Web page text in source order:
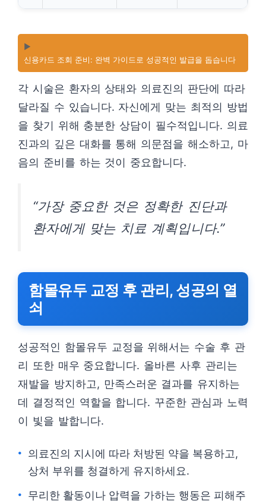
▶️
신용카드 조회 준비: 완벽 가이드로 성공적인 발급을 돕습니다
각 시술은 환자의 상태와 의료진의 판단에 따라
달라질 수 있습니다. 자신에게 맞는 최적의 방법
을 찾기 위해 충분한 상담이 필수적입니다. 의료
진과의 깊은 대화를 통해 의문점을 해소하고, 마
음의 준비를 하는 것이 중요합니다.
“가장 중요한 것은 정확한 진단과
환자에게 맞는 치료 계획입니다.”
함몰유두 교정 후 관리, 성공의 열
쇠
성공적인 함몰유두 교정을 위해서는 수술 후 관
리 또한 매우 중요합니다. 올바른 사후 관리는
재발을 방지하고, 만족스러운 결과를 유지하는
데 결정적인 역할을 합니다. 꾸준한 관심과 노력
이 빛을 발합니다.
의료진의 지시에 따라 처방된 약을 복용하고,
상처 부위를 청결하게 유지하세요.
무리한 활동이나 압력을 가하는 행동은 피해주